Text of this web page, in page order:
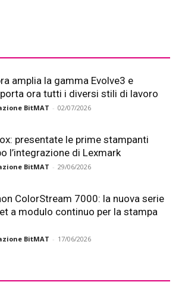
amplia la gamma Evolve3 e
ora tutti i diversi stili di lavoro
BitMAT - 02/07/2026
presentate le prime stampanti
l’integrazione di Lexmark
BitMAT - 29/06/2026
ColorStream 7000: la nuova serie
a modulo continuo per la stampa
BitMAT - 17/06/2026